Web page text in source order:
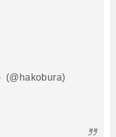
(@hakobura)